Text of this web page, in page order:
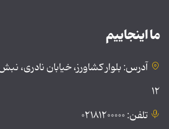
ما اینجاییم
آدرس: بلوار کشاورز، خیابان
۱۲
تلفن: ۰۲۱۸۱۲۰۰۰۰۰